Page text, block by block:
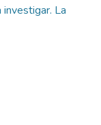
investigar. La